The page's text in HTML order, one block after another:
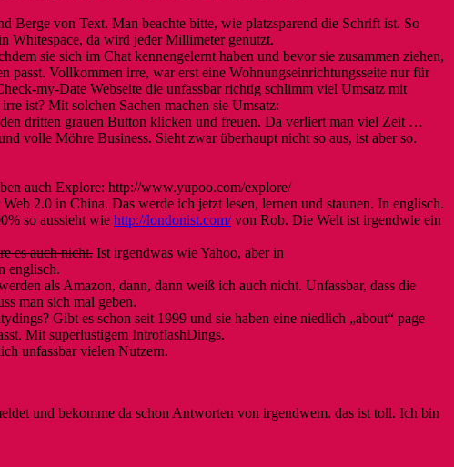
Berge von Text. Man beachte bitte, wie platzsparend die Schrift ist. So
Whitespace, da wird jeder Millimeter genutzt.
sie sich im Chat kennengelernt haben und bevor sie zusammen ziehen,
passt. Vollkommen irre, war erst eine Wohnungseinrichtungsseite nur für
my-Date Webseite die unfassbar richtig schlimm viel Umsatz mit
ist? Mit solchen Sachen machen sie Umsatz:
dritten grauen Button klicken und freuen. Da verliert man viel Zeit …
volle Möhre Business. Sieht zwar überhaupt nicht so aus, ist aber so.
auch Explore: http://www.yupoo.com/explore/
2.0 in China. Das werde ich jetzt lesen, lernen und staunen. In englisch.
so aussieht wie http://londonist.com/von Rob. Die Welt ist irgendwie ein
es auch nicht. Ist irgendwas wie Yahoo, aber in
englisch.
als Amazon, dann, dann weiß ich auch nicht. Unfassbar, dass die
man sich mal geben.
Gibt es schon seit 1999 und sie haben eine niedlich „about“ page
Mit superlustigem IntroflashDings.
unfassbar vielen Nutzern.
und bekomme da schon Antworten von irgendwem. das ist toll. Ich bin